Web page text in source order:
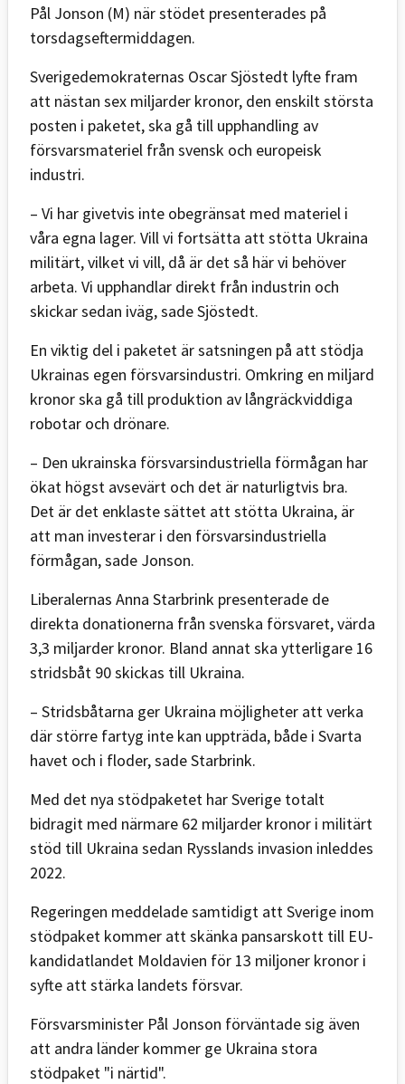
Pål Jonson (M) när stödet presenterades på
torsdagseftermiddagen.
Sverigedemokraternas Oscar Sjöstedt lyfte fram
att nästan sex miljarder kronor, den enskilt största
posten i paketet, ska gå till upphandling av
försvarsmateriel från svensk och europeisk
industri.
– Vi har givetvis inte obegränsat med materiel i
våra egna lager. Vill vi fortsätta att stötta Ukraina
militärt, vilket vi vill, då är det så här vi behöver
arbeta. Vi upphandlar direkt från industrin och
skickar sedan iväg, sade Sjöstedt.
En viktig del i paketet är satsningen på att stödja
Ukrainas egen försvarsindustri. Omkring en miljard
kronor ska gå till produktion av långräckviddiga
robotar och drönare.
– Den ukrainska försvarsindustriella förmågan har
ökat högst avsevärt och det är naturligtvis bra.
Det är det enklaste sättet att stötta Ukraina, är
att man investerar i den försvarsindustriella
förmågan, sade Jonson.
Liberalernas Anna Starbrink presenterade de
direkta donationerna från svenska försvaret, värda
3,3 miljarder kronor. Bland annat ska ytterligare 16
stridsbåt 90 skickas till Ukraina.
– Stridsbåtarna ger Ukraina möjligheter att verka
där större fartyg inte kan uppträda, både i Svarta
havet och i floder, sade Starbrink.
Med det nya stödpaketet har Sverige totalt
bidragit med närmare 62 miljarder kronor i militärt
stöd till Ukraina sedan Rysslands invasion inleddes
2022.
Regeringen meddelade samtidigt att Sverige inom
stödpaket kommer att skänka pansarskott till EU-
kandidatlandet Moldavien för 13 miljoner kronor i
syfte att stärka landets försvar.
Försvarsminister Pål Jonson förväntade sig även
att andra länder kommer ge Ukraina stora
stödpaket "i närtid".